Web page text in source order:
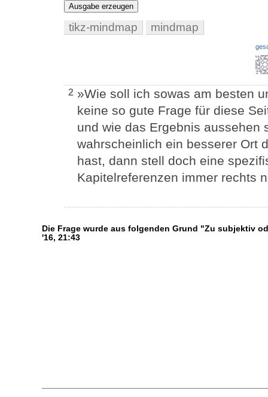
Ausgabe erzeugen
tikz-mindmap mindmap
2 »Wie soll ich sowas am besten
keine so gute Frage für diese
und wie das Ergebnis aussehen
wahrscheinlich ein besserer Ort
hast, dann stell doch eine
Kapitelreferenzen immer rechts
Die Frage wurde aus folgenden Grund "Zu subjektiv
'16, 21:43